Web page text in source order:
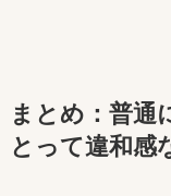
まとめ：普通
とって違和感